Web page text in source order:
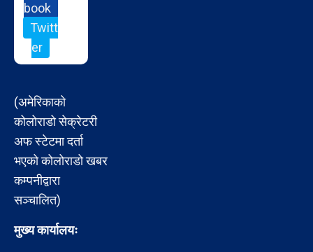
book
Twitt
er
(अमेरिकाको
कोलोराडो सेक्रेटरी
अफ स्टेटमा दर्ता
भएको कोलोराडो खबर
कम्पनीद्वारा
सञ्चालित)
मुख्य कार्यालयः